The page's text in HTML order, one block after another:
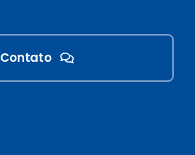
Contato